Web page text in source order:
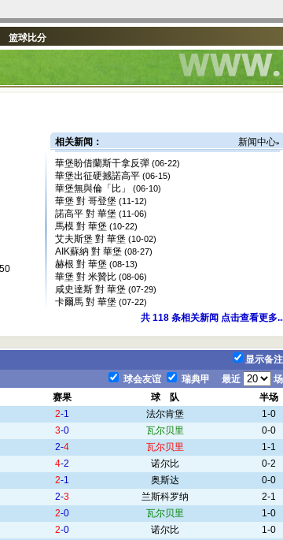
篮球比分
相关新闻： 新闻中心»
華堡盼借蘭斯干拿反彈 (06-22)
華堡出征硬撼諾高平 (06-15)
華堡無與倫「比」 (06-10)
華堡 對 哥登堡 (11-12)
諾高平 對 華堡 (11-06)
馬模 對 華堡 (10-22)
艾夫斯堡 對 華堡 (10-02)
AIK蘇納 對 華堡 (08-27)
赫根 對 華堡 (08-13)
華堡 對 米贊比 (08-06)
咸史達斯 對 華堡 (07-29)
卡爾馬 對 華堡 (07-22)
共 118 条相关新闻 点击查看更多
显示备注
球会友谊
瑞典甲 最近
场
赛果 球 队
半场
2-1 法尔肯堡
1-0
3-0 瓦尔贝里
0-0
2-4 瓦尔贝里
1-1
4-2 诺尔比
0-2
2-1 奥斯达
0-0
2-3 兰斯科罗纳
2-1
2-0 瓦尔贝里
1-0
2-0 诺尔比
1-0